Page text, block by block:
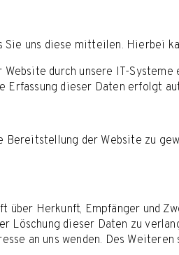
Sie uns diese mitteilen. Hierbei
durch unsere IT-
dieser Daten erfolgt
der Website zu
über Herkunft, Empfänger und
Löschung dieser Daten zu
an uns wenden. Des